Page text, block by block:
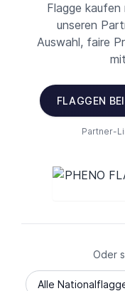
Flagge
unseren
Auswahl, faire
FLAGGEN
Partner-
Oder
Alle